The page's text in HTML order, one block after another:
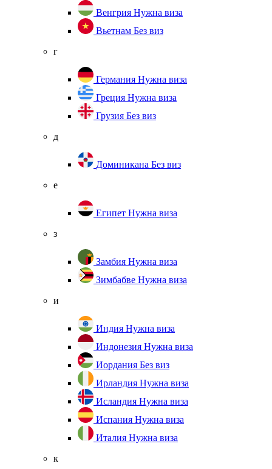
Венгрия Нужна виза
Вьетнам Без виз
г
Германия Нужна виза
Греция Нужна виза
Грузия Без виз
д
Доминикана Без виз
е
Египет Нужна виза
з
Замбия Нужна виза
Зимбабве Нужна виза
и
Индия Нужна виза
Индонезия Нужна виза
Иордания Без виз
Ирландия Нужна виза
Исландия Нужна виза
Испания Нужна виза
Италия Нужна виза
к